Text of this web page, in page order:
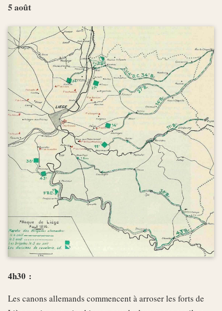
5 août
4h30 :
Les canons allemands commencent à arroser les forts de